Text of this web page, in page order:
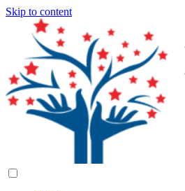
Skip to content